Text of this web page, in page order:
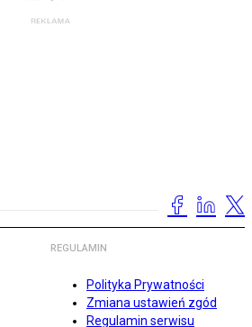
REGULAMIN
Polityka Prywatności
Zmiana ustawień zgód
Regulamin serwisu